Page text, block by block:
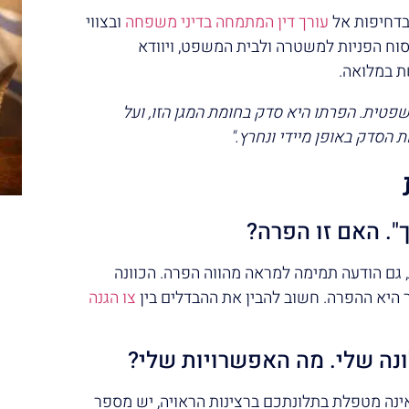
אלעורך דין המתמחה בדיני משפחה ובצווי
הפניות למשטרה ולבית המשפט, ויוודא
במלואה.
הפרתו היא סדק בחומת המגן הזו, ועל
באופן מיידי ונחרץ."
האם זו הפרה?
הודעה תמימה למראה מהווה הפרה. הכוונה
היא ההפרה. חשוב להבין את ההבדלים ביןצו הגנה
שלי. מה האפשרויות שלי?
מטפלת בתלונתכם ברצינות הראויה, יש מספר